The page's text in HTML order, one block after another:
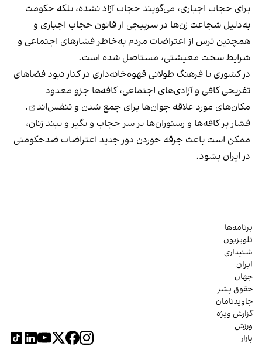
برای حجاب اجباری، می‌گویند حجاب آزاد نشده، بلکه حکومت
به‌دلیل شجاعت زن‌ها در سرپیچی از قانون حجاب اجباری و
همچنین ترس از اعتراضات مردم به‌خاطر فشارهای اجتماعی و
شرایط سخت معیشتی، مستاصل شده است.
در کشوری با فرهنگ طولانی قهوه‌‌خانه‌داری در کنار نبود فضاهای
تفریحی کافی و آزادی‌های اجتماعی، کافه‌ها جزو معدود
مکان‌های مورد علاقه جوان‌ها برای جمع شدن و تنفس‌اند
.
فشار بر کافه‌ها و رستوران‌ها بر سر حجاب و بگیر و ببند زنان،
ممکن است باعث جرقه خوردن دور جدید اعتراضات ضدحکومتی
در ایران بشود.
برنامه‌ها
تلویزیون
شنیداری
ایران
جهان
حقوق بشر
جاویدنامان
گزارش ویژه
ورزش
بازار